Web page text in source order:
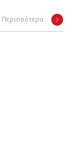
Περισσότερα